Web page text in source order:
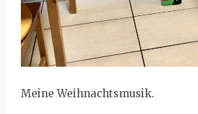
Meine Weihnachtsmusik.